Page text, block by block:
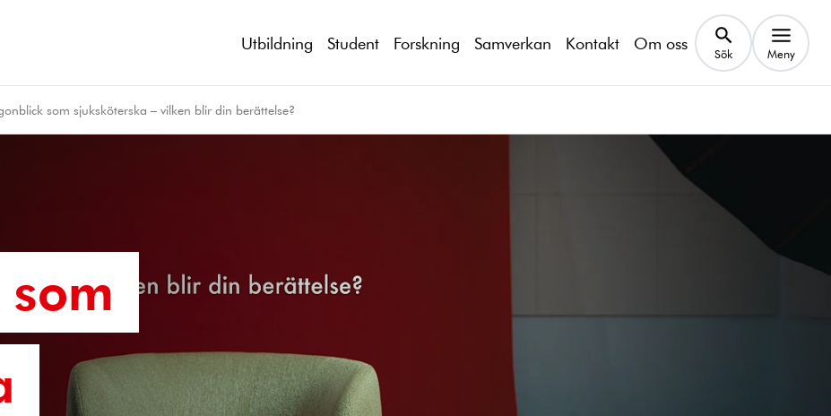
Utbildning Student Forskning Samverkan Kontakt Om oss Sök Meny
som sjuksköterska – vilken blir din berättelse?